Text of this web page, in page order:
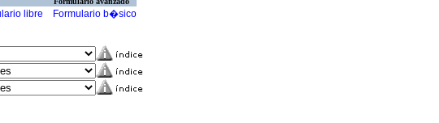
libre Formulario b�sico